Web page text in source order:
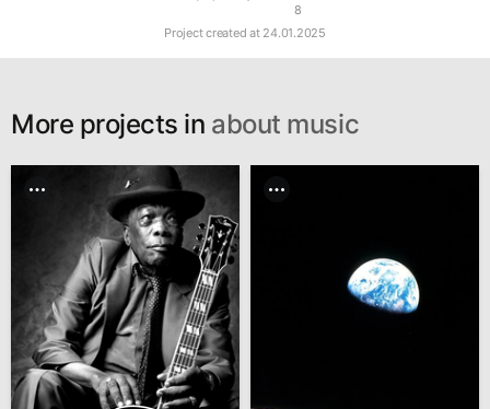
8
Project created at 24.01.2025
More projects in about music